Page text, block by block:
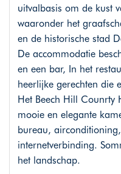
uitvalbasis om de kust
waaronder het
en de historische stad
De accommodatie
en een bar, In het
heerlijke gerechten die
Het Beech Hill Counrty
mooie en elegante
bureau,
internetverbinding.
het landschap.